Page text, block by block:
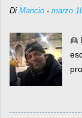
Di Mancio - marzo
👱